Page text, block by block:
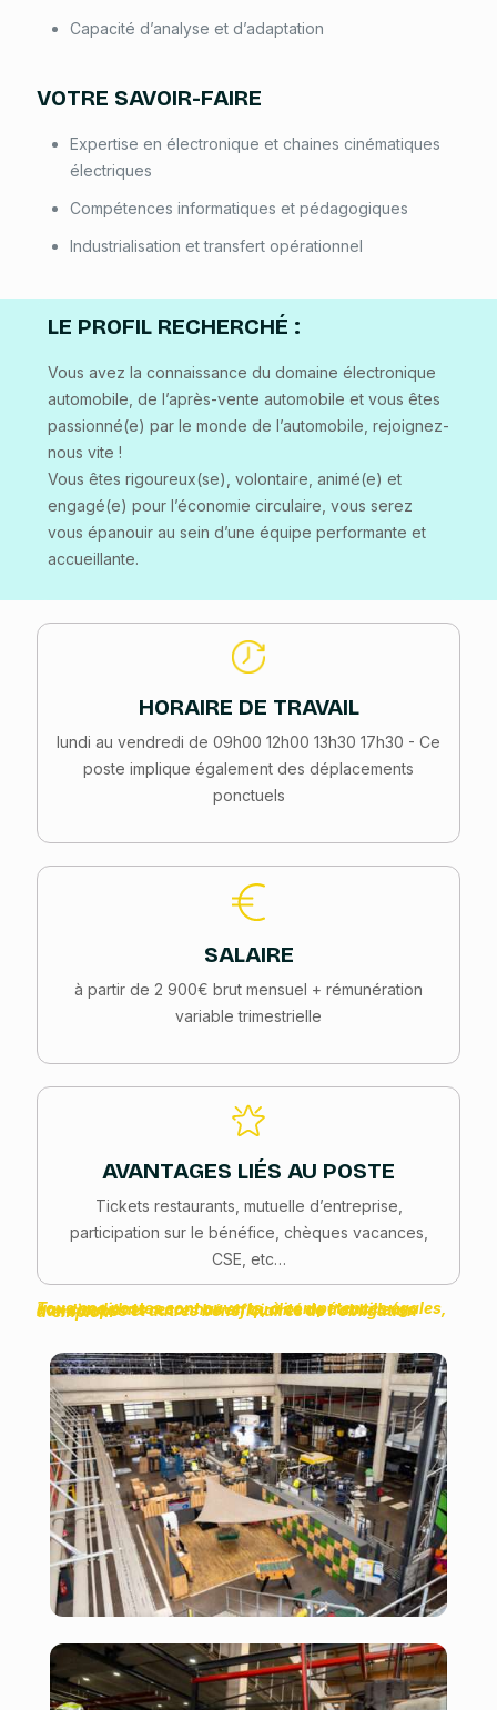
Capacité d’analyse et d’adaptation
VOTRE SAVOIR-FAIRE
Expertise en électronique et chaines cinématiques
électriques
Compétences informatiques et pédagogiques
Industrialisation et transfert opérationnel
LE PROFIL RECHERCHÉ :
Vous avez la connaissance du domaine électronique
automobile, de l’après-vente automobile et vous êtes
passionné(e) par le monde de l’automobile, rejoignez-
nous vite !
Vous êtes rigoureux(se), volontaire, animé(e) et
engagé(e) pour l’économie circulaire, vous serez
vous épanouir au sein d’une équipe performante et
accueillante.
HORAIRE DE TRAVAIL
lundi au vendredi de 09h00 12h00 13h30 17h30 - Ce
poste implique également des déplacements
ponctuels
SALAIRE
à partir de 2 900€ brut mensuel + rémunération
variable trimestrielle
AVANTAGES LIÉS AU POSTE
Tickets restaurants, mutuelle d’entreprise,
participation sur le bénéfice, chèques vacances,
CSE, etc…
Tous nos postes sont ouverts, à compétences égales, aux candidats reconnus en qualité de travailleurs handicapés et autres bénéficiaires de l'obligation d'emploi.